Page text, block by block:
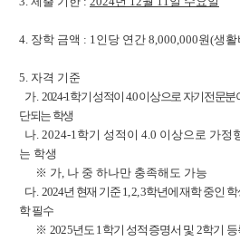
4. 장학 금액 : 1인당 연간 8,000,000원(생활
5. 자격 기준
가. 2024-1학기 성적이 4.0이상으로 자기전문분
단되는 학생
나. 2024-1학기 성적이 4.0 이상으로 가정
는 학생
※ 가, 나 중 하나만 충족해도 가능
다. 2024년 현재 기준 1, 2, 3학년에 재학 중인
학 필수
※ 2025년도 1학기 성적증명서 및 2학기 등